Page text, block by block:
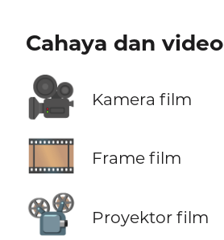
Cahaya dan video
🎥 Kamera film
🎞️ Frame film
📽️ Proyektor film